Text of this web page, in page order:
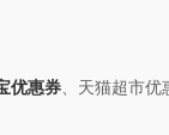
优惠券、天猫超市优